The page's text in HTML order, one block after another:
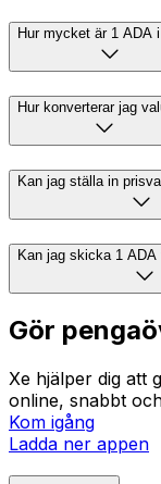
Hur mycket är 1 ADA
Hur konverterar jag
Kan jag ställa in
Kan jag skicka 1
Gör
Xe hjälper dig att
online, snabbt
Kom igång
Ladda ner appen